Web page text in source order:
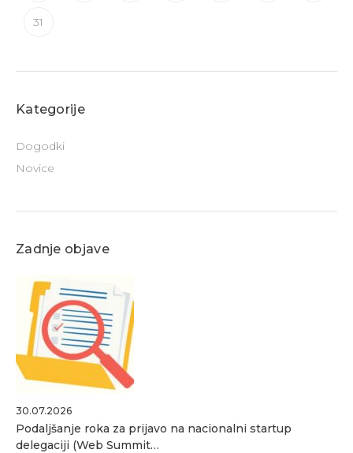
31
Kategorije
Dogodki
Novice
Zadnje objave
30.07.2026
Podaljšanje roka za prijavo na nacionalni startup
delegaciji (Web Summit…